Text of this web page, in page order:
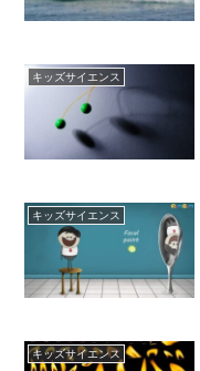
キッズサイエンス
キッズサイエンス
キッズサイエンス